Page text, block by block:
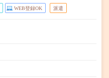
WEB登録OK 派遣